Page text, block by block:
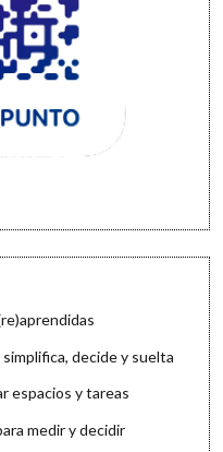
decide y suelta
espacios y tareas
medir y decidir